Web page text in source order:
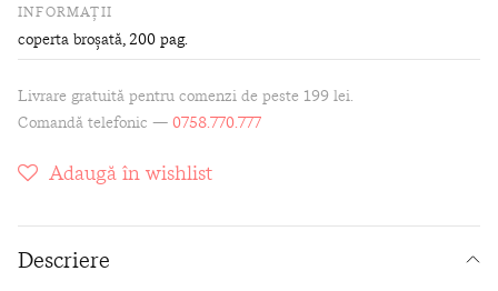
INFORMAȚII
coperta broșată, 200 pag.
Livrare gratuită pentru comenzi de peste 199 lei.
Comandă telefonic — 0758.770.777
Adaugă în wishlist
Descriere